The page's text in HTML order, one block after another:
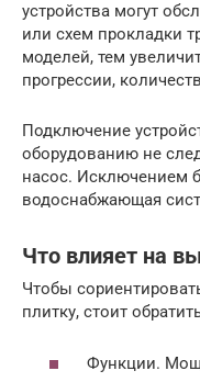
устройства могут
или схем прокладки
моделей, тем
прогрессии,
Подключение
оборудованию не
насос. Исключением
водоснабжающая
Что влияет на
Чтобы
плитку, стоит
Функции.